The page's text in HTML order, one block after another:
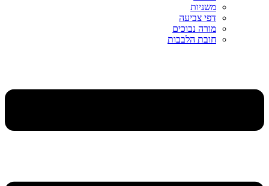
משניות
דפי צביעה
מורה נבוכים
חובת הלבבות